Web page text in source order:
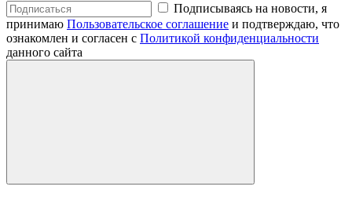
Подписываясь на новости, я
принимаю Пользовательское соглашение и подтверждаю, что
ознакомлен и согласен с Политикой конфиденциальности
данного сайта